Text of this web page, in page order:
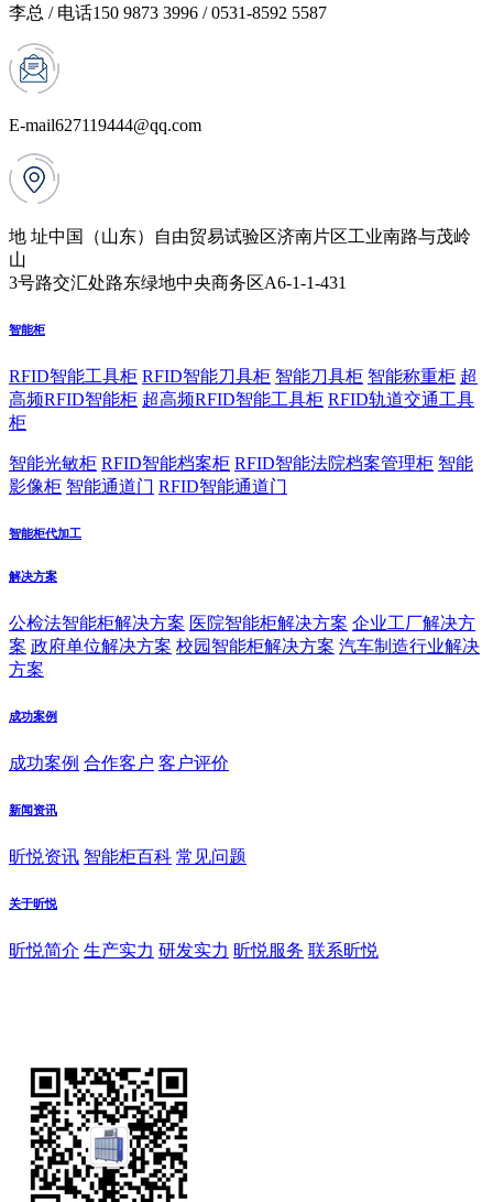
李总 / 电话150 9873 3996 / 0531-8592 5587
E-mail627119444@qq.com
地 址中国（山东）自由贸易试验区济南片区工业南路与茂岭
山
3号路交汇处路东绿地中央商务区A6-1-1-431
智能柜
RFID智能工具柜 RFID智能刀具柜 智能刀具柜 智能称重柜 超
高频RFID智能柜 超高频RFID智能工具柜 RFID轨道交通工具
柜
智能光敏柜 RFID智能档案柜 RFID智能法院档案管理柜 智能
影像柜 智能通道门 RFID智能通道门
智能柜代加工
解决方案
公检法智能柜解决方案 医院智能柜解决方案 企业工厂解决方
案 政府单位解决方案 校园智能柜解决方案 汽车制造行业解决
方案
成功案例
成功案例 合作客户 客户评价
新闻资讯
昕悦资讯 智能柜百科 常见问题
关于昕悦
昕悦简介 生产实力 研发实力 昕悦服务 联系昕悦